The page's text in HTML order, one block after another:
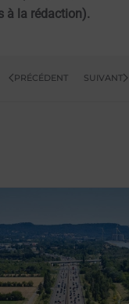
à la rédaction).
PRÉCÉDENT SUIVANT